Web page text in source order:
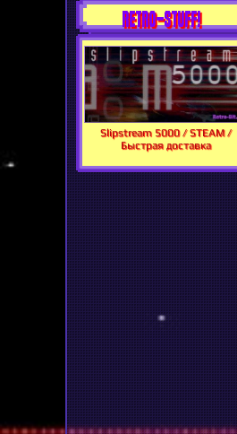
RETRO-STUFF!
Slipstream 5000 / STEAM /
Быстрая доставка